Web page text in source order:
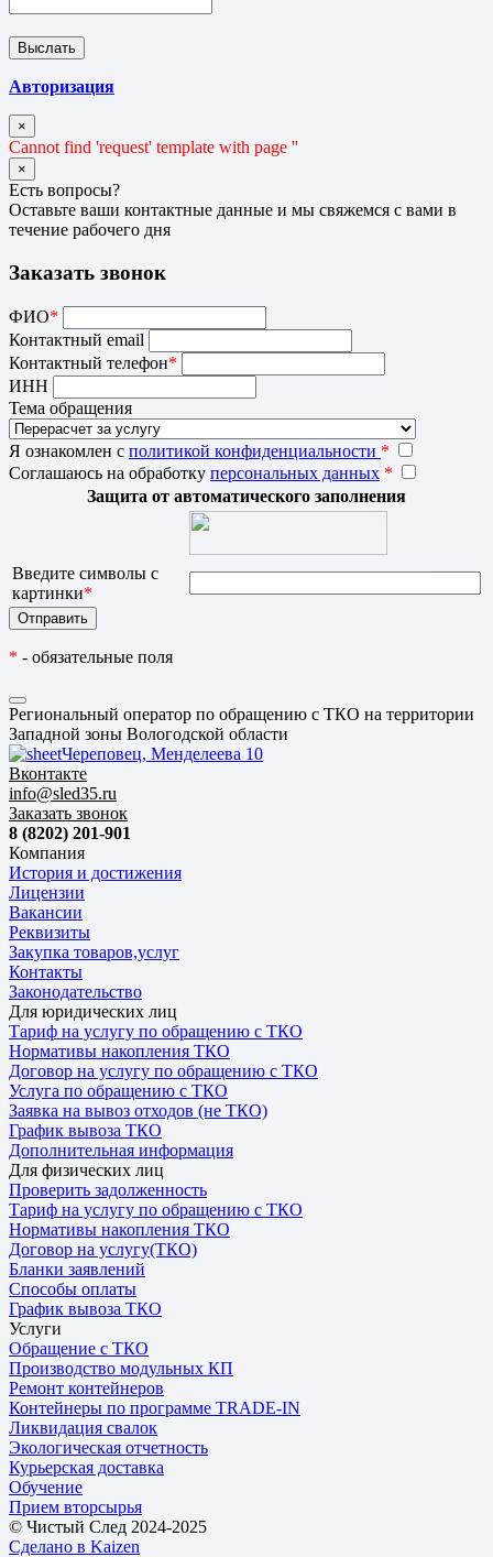
Авторизация
×
Cannot find 'request' template with page ''
×
Есть вопросы?
Оставьте ваши контактные данные и мы свяжемся с вами в
течение рабочего дня
Заказать звонок
ФИО*
Контактный email
Контактный телефон*
ИНН
Тема обращения
Я ознакомлен с политикой конфиденциальности *
Соглашаюсь на обработку персональных данных *
Защита от автоматического заполнения
Введите символы с
картинки*
* - обязательные поля
Региональный оператор по обращению с ТКО на территории
Западной зоны Вологодской области
Череповец, Менделеева 10
Вконтакте
info@sled35.ru
Заказать звонок
8 (8202) 201-901
Компания
История и достижения
Лицензии
Вакансии
Реквизиты
Закупка товаров,услуг
Контакты
Законодательство
Для юридических лиц
Тариф на услугу по обращению с ТКО
Нормативы накопления ТКО
Договор на услугу по обращению с ТКО
Услуга по обращению с ТКО
Заявка на вывоз отходов (не ТКО)
График вывоза ТКО
Дополнительная информация
Для физических лиц
Проверить задолженность
Тариф на услугу по обращению с ТКО
Нормативы накопления ТКО
Договор на услугу(ТКО)
Бланки заявлений
Способы оплаты
График вывоза ТКО
Услуги
Обращение с ТКО
Производство модульных КП
Ремонт контейнеров
Контейнеры по программе TRADE-IN
Ликвидация свалок
Экологическая отчетность
Курьерская доставка
Обучение
Прием вторсырья
© Чистый След 2024-2025
Сделано в Kaizen